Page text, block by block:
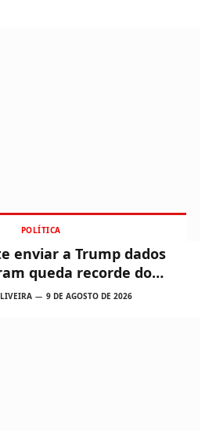
POLÍTICA
enviar a Trump dados
queda recorde do
na Amazônia
9 DE AGOSTO DE 2026